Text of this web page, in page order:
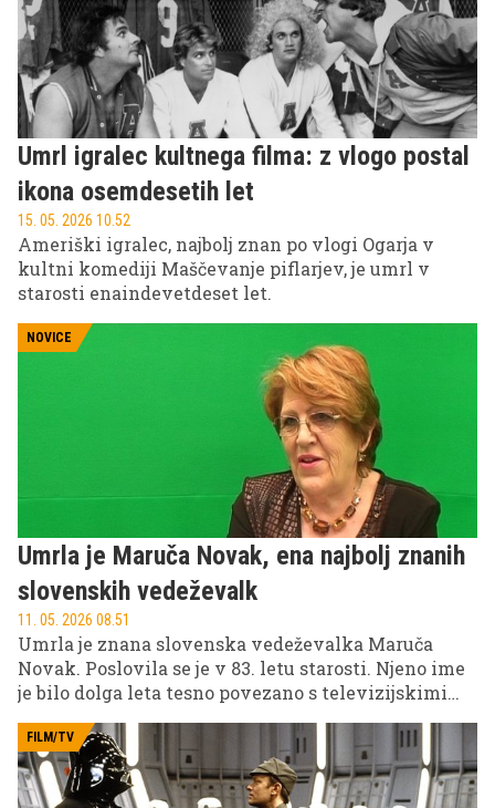
Umrl igralec kultnega filma: z vlogo postal
ikona osemdesetih let
15. 05. 2026 10.52
Ameriški igralec, najbolj znan po vlogi Ogarja v
kultni komediji Maščevanje piflarjev, je umrl v
starosti enaindevetdeset let.
NOVICE
Umrla je Maruča Novak, ena najbolj znanih
slovenskih vedeževalk
11. 05. 2026 08.51
Umrla je znana slovenska vedeževalka Maruča
Novak. Poslovila se je v 83. letu starosti. Njeno ime
je bilo dolga leta tesno povezano s televizijskimi
prepoznavnih osebnosti na področju vedeževanja v
Sloveniji.
FILM/TV